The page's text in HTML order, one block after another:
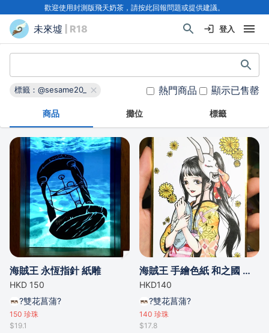
歡迎使用封測版飛天奶茶，請按此回報問題或提供建議。
未來墟 | R18 登入
標籤：@sesame20_ 熱門商品 顯示已售罄
商品 攤位 標籤
海賊王 永恆指針 紙雕
HKD 150
?雙花菖蒲?
150 珍珠
$19.1
海賊王 手繪色紙 和之國 小菊
HKD140
?雙花菖蒲?
140 珍珠
$17.8